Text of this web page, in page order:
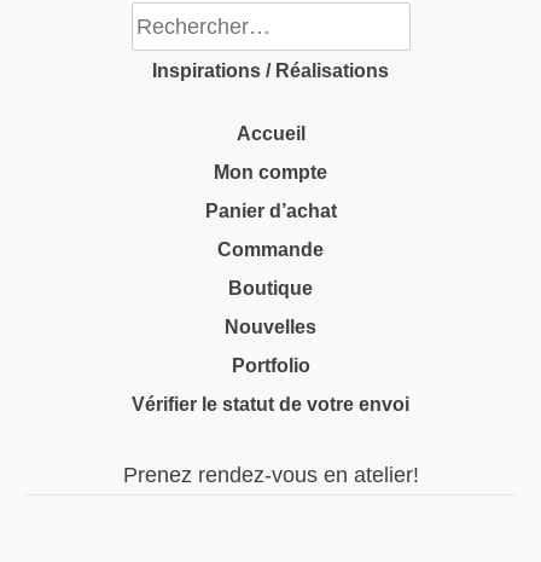
Rechercher :
Inspirations / Réalisations
Accueil
Mon compte
Panier d’achat
Commande
Boutique
Nouvelles
Portfolio
Vérifier le statut de votre envoi
Prenez rendez-vous en atelier!